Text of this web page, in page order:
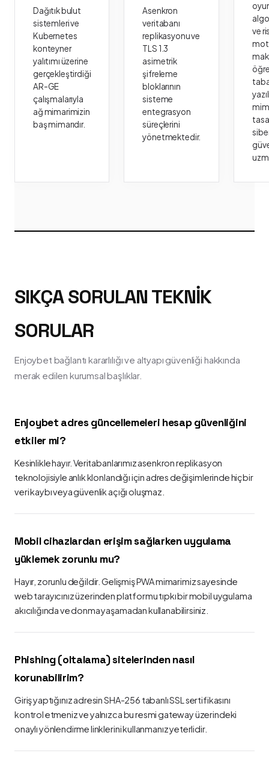
Dağıtık bulut
sistemleri ve
Kubernetes
konteyner
yalıtımı üzerine
gerçekleştirdiği
AR-GE
çalışmalarıyla
ağ mimarimizin
baş mimarıdır.
Asenkron
veritabanı
replikasyonu ve
TLS 1.3
asimetrik
şifreleme
bloklarının
sisteme
entegrasyon
süreçlerini
yönetmektedir.
ve
SIKÇA SORULAN TEKNIK
SORULAR
Enjoybet bağlantı kararlılığı ve altyapı güvenliği hakkında
merak edilen kurumsal başlıklar.
Enjoybet adres güncellemeleri hesap güvenliğini
etkiler mi?
Kesinlikle hayır. Veritabanlarımız asenkron replikasyon
teknolojisiyle anlık klonlandığı için adres değişimlerinde hiçbir
veri kaybı veya güvenlik açığı oluşmaz.
Mobil cihazlardan erişim sağlarken uygulama
yüklemek zorunlu mu?
Hayır, zorunlu değildir. Gelişmiş PWA mimarimiz sayesinde
web tarayıcınız üzerinden platformu tıpkı bir mobil uygulama
akıcılığında ve donma yaşamadan kullanabilirsiniz.
Phishing (oltalama) sitelerinden nasıl
korunabilirim?
Giriş yaptığınız adresin SHA-256 tabanlı SSL sertifikasını
kontrol etmeniz ve yalnızca bu resmi gateway üzerindeki
onaylı yönlendirme linklerini kullanmanız yeterlidir.